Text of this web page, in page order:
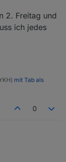
2. Freitag und
ich jedes
mit Tab als
0